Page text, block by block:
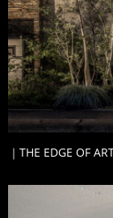
｜THE EDGE OF